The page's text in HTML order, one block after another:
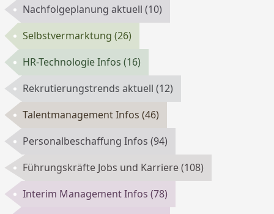
Nachfolgeplanung aktuell(10)
Selbstvermarktung(26)
HR-Technologie Infos(16)
Rekrutierungstrends aktuell(12)
Talentmanagement Infos(46)
Personalbeschaffung Infos(94)
Führungskräfte Jobs und Karriere(108)
Interim Management Infos(78)